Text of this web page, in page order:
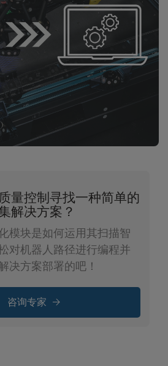
量控制寻找一种简单的
解决方案？
模块是如何运用其扫描智
对机器人路径进行编程并
决方案部署的吧！
咨询专家